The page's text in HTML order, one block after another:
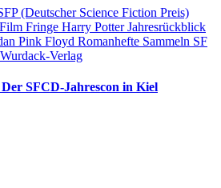
(Deutscher Science Fiction Preis)
Film Fringe Harry PotterJahresrückblick
Pink Floyd Romanhefte Sammeln SF
Wurdack-Verlag
SFCD-Jahrescon in Kiel